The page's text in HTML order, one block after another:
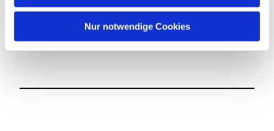
Nur notwendige Cookies